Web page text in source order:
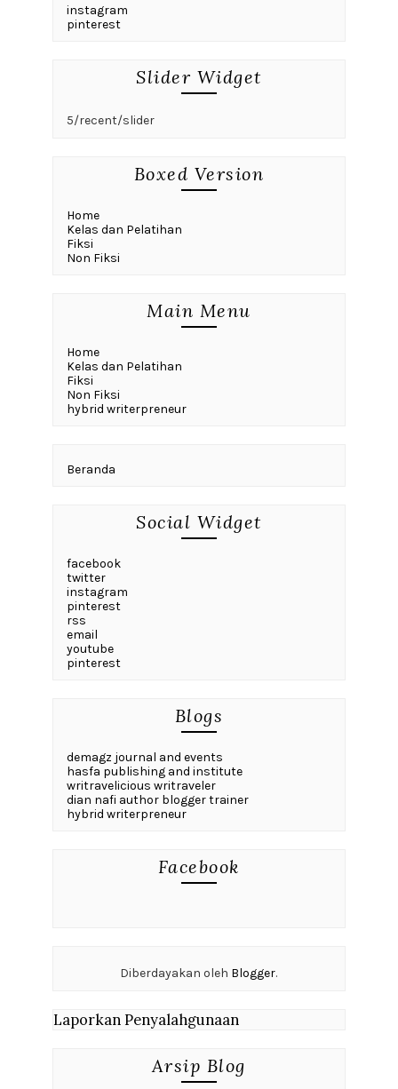
instagram
pinterest
Slider Widget
5/recent/slider
Boxed Version
Home
Kelas dan Pelatihan
Fiksi
Non Fiksi
Main Menu
Home
Kelas dan Pelatihan
Fiksi
Non Fiksi
hybrid writerpreneur
Beranda
Social Widget
facebook
twitter
instagram
pinterest
rss
email
youtube
pinterest
Blogs
demagz journal and events
hasfa publishing and institute
writravelicious writraveler
dian nafi author blogger trainer
hybrid writerpreneur
Facebook
Diberdayakan oleh Blogger.
Laporkan Penyalahgunaan
Arsip Blog